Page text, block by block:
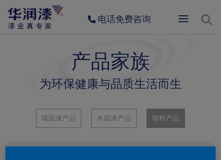
电话免费咨询
产品家族
为环保健康与品质生活而生
墙面漆产品 木器漆产品 辅料产品